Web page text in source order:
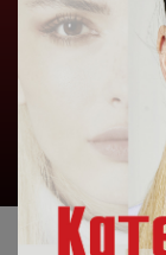
Αρχική /